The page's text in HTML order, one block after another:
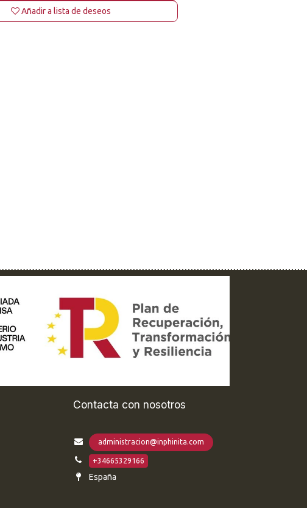
Añadir a lista de deseos
Contacta con nosotros
administracion@inphinita.com
+34665329166
España